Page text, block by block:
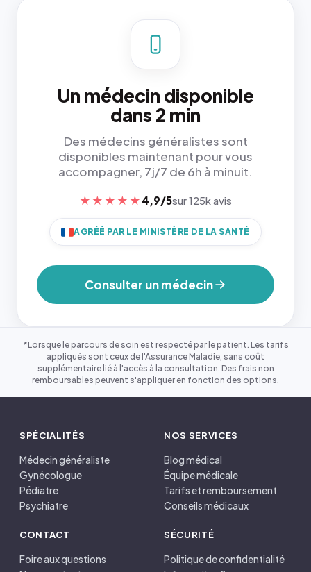
Un médecin disponible
dans 2 min
Des médecins généralistes sont
disponibles maintenant pour vous
accompagner, 7j/7 de 6h à minuit.
★★★★★ 4,9/5sur 125k avis
AGRÉÉ PAR LE MINISTÈRE DE LA SANTÉ
Consulter un médecin
*Lorsque le parcours de soin est respecté par le patient. Les tarifs
appliqués sont ceux de l'Assurance Maladie, sans coût
supplémentaire lié à l'accès à la consultation. Des frais non
remboursables peuvent s'appliquer en fonction des options.
SPÉCIALITÉS
Médecin généraliste
Gynécologue
Pédiatre
Psychiatre
NOS SERVICES
Blog médical
Équipe médicale
Tarifs et remboursement
Conseils médicaux
CONTACT
Foire aux questions
SÉCURITÉ
Politique de confidentialité